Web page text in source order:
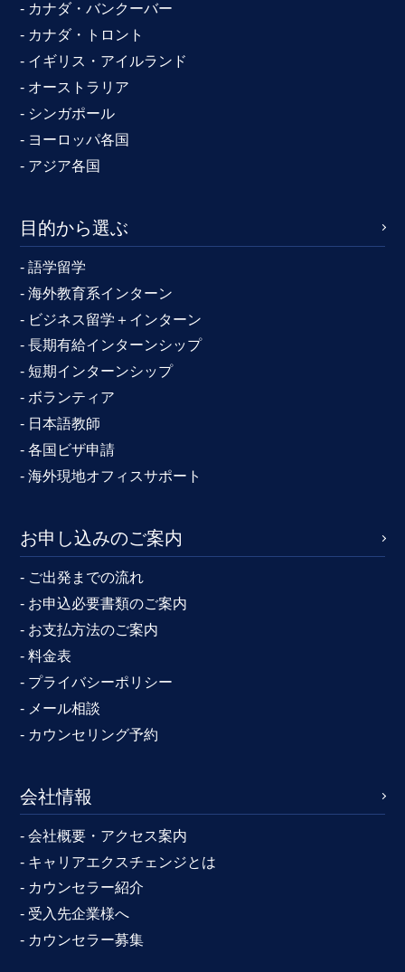
- カナダ・バンクーバー
- カナダ・トロント
- イギリス・アイルランド
- オーストラリア
- シンガポール
- ヨーロッパ各国
- アジア各国
目的から選ぶ
- 語学留学
- 海外教育系インターン
- ビジネス留学＋インターン
- 長期有給インターンシップ
- 短期インターンシップ
- ボランティア
- 日本語教師
- 各国ビザ申請
- 海外現地オフィスサポート
お申し込みのご案内
- ご出発までの流れ
- お申込必要書類のご案内
- お支払方法のご案内
- 料金表
- プライバシーポリシー
- メール相談
- カウンセリング予約
会社情報
- 会社概要・アクセス案内
- キャリアエクスチェンジとは
- カウンセラー紹介
- 受入先企業様へ
- カウンセラー募集